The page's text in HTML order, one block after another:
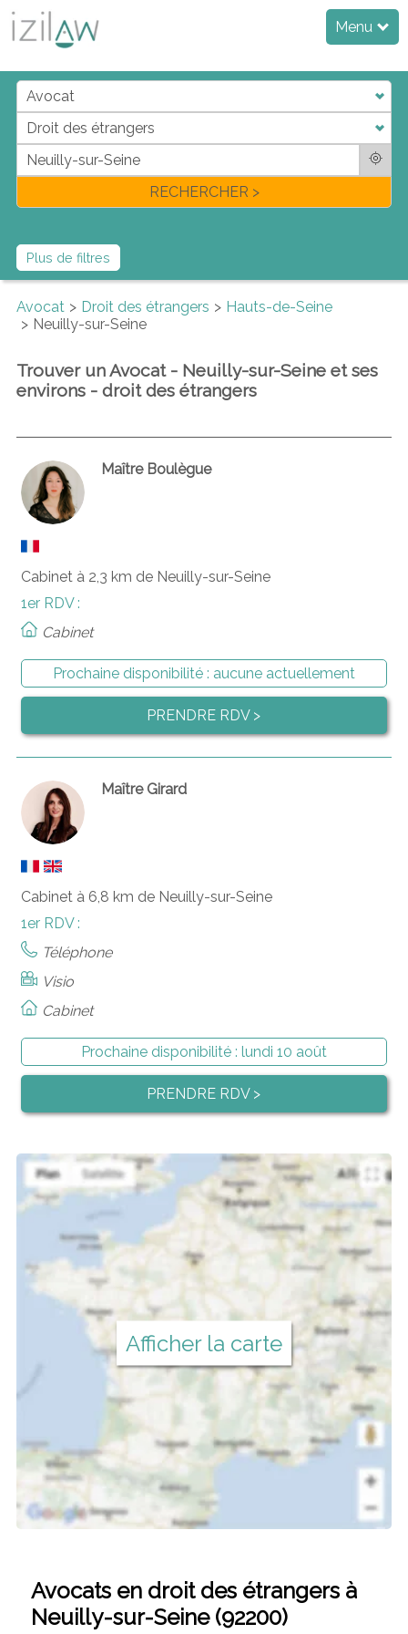
Menu
jdadi
fl
RECHERCHER >
Plus de filtres
Avocat Droit des étrangers
Hauts-de-Seine
Neuilly-sur-Seine
Trouver un Avocat - Neuilly-sur-Seine et ses
environs - droit des étrangers
Maître Boulègue
Cabinet à 2,3 km de Neuilly-sur-Seine
1er RDV :
Cabinet
Prochaine disponibilité : aucune actuellement
PRENDRE RDV >
Maître Girard
Cabinet à 6,8 km de Neuilly-sur-Seine
1er RDV :
Téléphone
Visio
Cabinet
Prochaine disponibilité : lundi 10 août
PRENDRE RDV >
Afficher la carte
Avocats en droit des étrangers à
Neuilly-sur-Seine (92200)